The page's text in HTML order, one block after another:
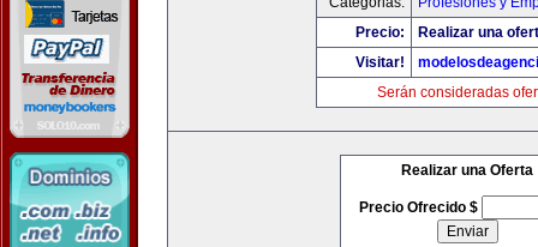
Precio:
Realizar una
Visitar!
Serán consideradas
Realizar una Oferta
Precio Ofrecido $